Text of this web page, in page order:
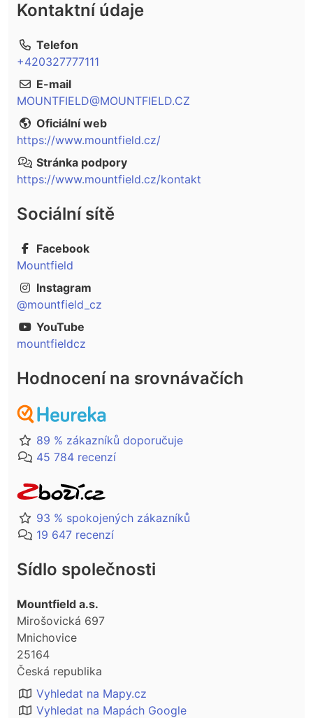
Kontaktní údaje
Telefon
+420327777111
E-mail
MOUNTFIELD@MOUNTFIELD.CZ
Oficiální web
https://www.mountfield.cz/
Stránka podpory
https://www.mountfield.cz/kontakt
Sociální sítě
Facebook
Mountfield
Instagram
@mountfield_cz
YouTube
mountfieldcz
Hodnocení na srovnávačích
89 % zákazníků doporučuje
45 784 recenzí
93 % spokojených zákazníků
19 647 recenzí
Sídlo společnosti
Mountfield a.s.
Mirošovická 697
Mnichovice
25164
Česká republika
Vyhledat na Mapy.cz
Vyhledat na Mapách Google